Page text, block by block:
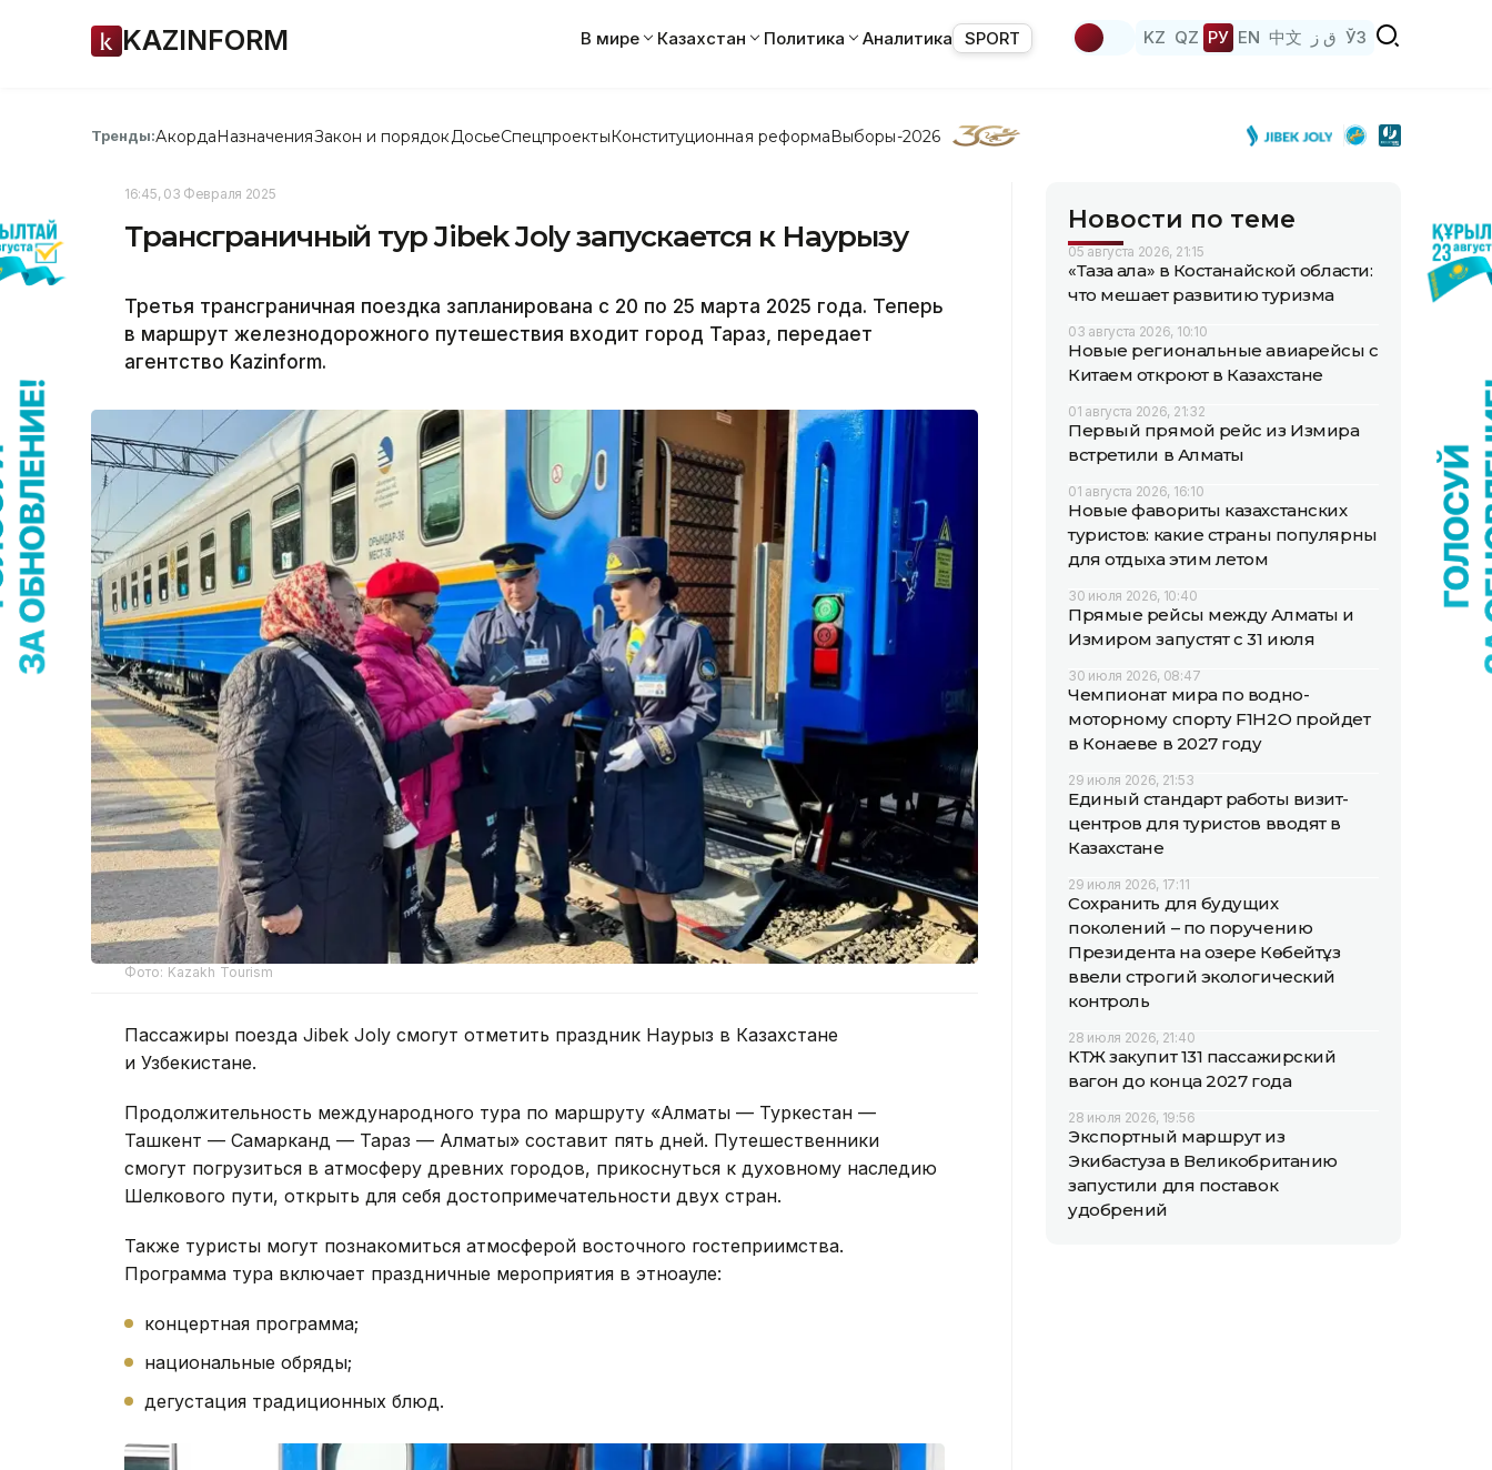
KAZINFORM В мире Казахстан Политика Аналитика SPORT KZ QZ РУ EN 中文 ق ز ЎЗ
Тренды:АкордаНазначенияЗакон и порядок ДосьеСпецпроектыКонституционная реформаВыборы-2026
16:45, 03 Февраля 2025
Трансграничный тур Jibek Joly запускается к Наурызу
Третья трансграничная поездка запланирована с 20 по 25 марта 2025 года. Теперь
в маршрут железнодорожного путешествия входит город Тараз, передает
агентство Kazinform.
Фото: Kazakh Tourism
Пассажиры поезда Jibek Joly смогут отметить праздник Наурыз в Казахстане
и Узбекистане.
Продолжительность международного тура по маршруту «Алматы — Туркестан —
Ташкент — Самарканд — Тараз — Алматы» составит пять дней. Путешественники
смогут погрузиться в атмосферу древних городов, прикоснуться к духовному наследию
Шелкового пути, открыть для себя достопримечательности двух стран.
Также туристы могут познакомиться атмосферой восточного гостеприимства.
Программа тура включает праздничные мероприятия в этноауле:
концертная программа;
национальные обряды;
дегустация традиционных блюд.
Новости по теме
05 августа 2026, 21:15
«Таза қала» в Костанайской области:
что мешает развитию туризма
03 августа 2026, 10:10
Новые региональные авиарейсы с
Китаем откроют в Казахстане
01 августа 2026, 21:32
Первый прямой рейс из Измира
встретили в Алматы
01 августа 2026, 16:10
Новые фавориты казахстанских
туристов: какие страны популярны
для отдыха этим летом
30 июля 2026, 10:40
Прямые рейсы между Алматы и
Измиром запустят с 31 июля
30 июля 2026, 08:47
Чемпионат мира по водно-
моторному спорту F1H2O пройдет
в Конаеве в 2027 году
29 июля 2026, 21:53
Единый стандарт работы визит-
центров для туристов вводят в
Казахстане
29 июля 2026, 17:11
Сохранить для будущих
поколений – по поручению
Президента на озере Көбейтұз
ввели строгий экологический
контроль
28 июля 2026, 21:40
КТЖ закупит 131 пассажирский
вагон до конца 2027 года
28 июля 2026, 19:56
Экспортный маршрут из
Экибастуза в Великобританию
запустили для поставок
удобрений